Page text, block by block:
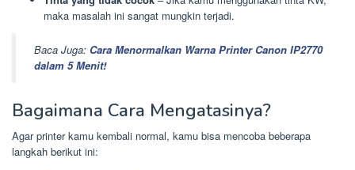
maka masalah ini sangat mungkin terjadi.
Baca Juga: Cara Menormalkan Warna Printer Canon IP2770
dalam 5 Menit!
Bagaimana Cara Mengatasinya?
Agar printer kamu kembali normal, kamu bisa mencoba beberapa
langkah berikut ini: